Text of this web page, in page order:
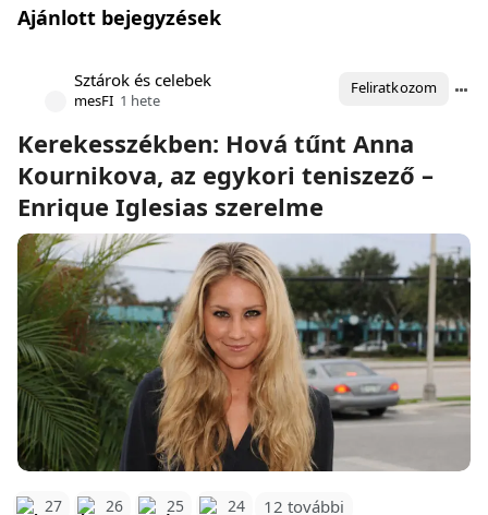
Ajánlott bejegyzések
Sztárok és celebek
mesFI 1 hete
Feliratkozom
Kerekesszékben: Hová tűnt Anna
Kournikova, az egykori teniszező –
Enrique Iglesias szerelme
27 26 25 24 12 további